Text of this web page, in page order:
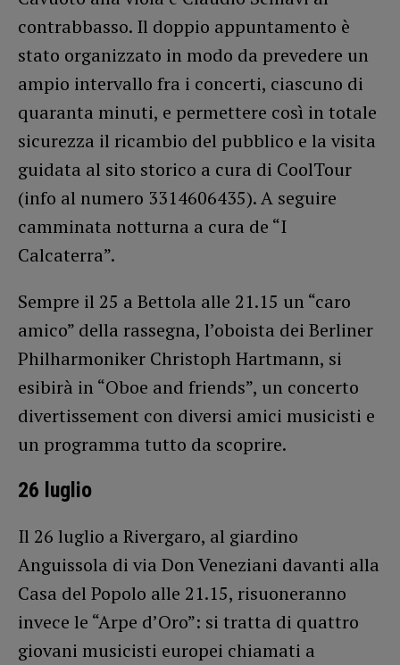
contrabbasso. Il doppio appuntamento è
stato organizzato in modo da prevedere un
ampio intervallo fra i concerti, ciascuno di
quaranta minuti, e permettere così in totale
sicurezza il ricambio del pubblico e la visita
guidata al sito storico a cura di CoolTour
(info al numero 3314606435). A seguire
camminata notturna a cura de “I
Calcaterra”.
Sempre il 25 a Bettola alle 21.15 un “caro
amico” della rassegna, l’oboista dei Berliner
Philharmoniker Christoph Hartmann, si
esibirà in “Oboe and friends”, un concerto
divertissement con diversi amici musicisti e
un programma tutto da scoprire.
26 luglio
Il 26 luglio a Rivergaro, al giardino
Anguissola di via Don Veneziani davanti alla
Casa del Popolo alle 21.15, risuoneranno
invece le “Arpe d’Oro”: si tratta di quattro
giovani musicisti europei chiamati a